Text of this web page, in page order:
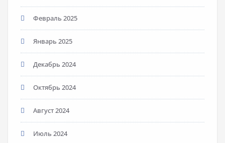
Февраль 2025
Январь 2025
Декабрь 2024
Октябрь 2024
Август 2024
Июль 2024